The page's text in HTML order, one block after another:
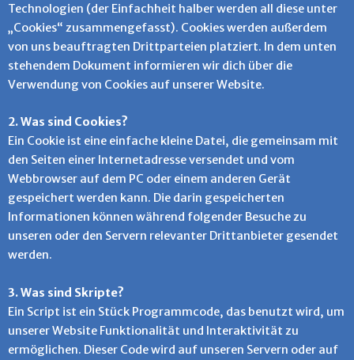
Technologien (der Einfachheit halber werden all diese unter
„Cookies“ zusammengefasst). Cookies werden außerdem
von uns beauftragten Drittparteien platziert. In dem unten
stehendem Dokument informieren wir dich über die
Verwendung von Cookies auf unserer Website.
2. Was sind Cookies?
Ein Cookie ist eine einfache kleine Datei, die gemeinsam mit
den Seiten einer Internetadresse versendet und vom
Webbrowser auf dem PC oder einem anderen Gerät
gespeichert werden kann. Die darin gespeicherten
Informationen können während folgender Besuche zu
unseren oder den Servern relevanter Drittanbieter gesendet
werden.
3. Was sind Skripte?
Ein Script ist ein Stück Programmcode, das benutzt wird, um
unserer Website Funktionalität und Interaktivität zu
ermöglichen. Dieser Code wird auf unseren Servern oder auf